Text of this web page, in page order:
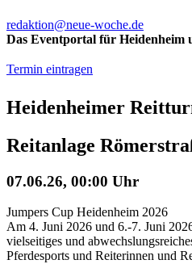
redaktion@neue-woche.de
Das Eventportal für Heidenheim
Termin eintragen
Heidenheimer
Reitanlage
07.06.26, 00:00 Uhr
Jumpers Cup Heidenheim 2026
Am 4. Juni 2026 und 6.-7. Juni
vielseitiges und
Pferdesports und Reiterinnen und